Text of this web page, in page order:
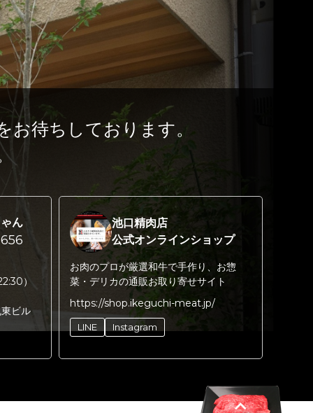
お待ちしております。
ん
）
ビル
池口精肉店
公式オンラインショップ
お肉のプロが厳選和牛で手作り、お惣
菜・デリカの通販お取り寄せサイト
https://shop.ikeguchi-meat.jp/
LINE Instagram